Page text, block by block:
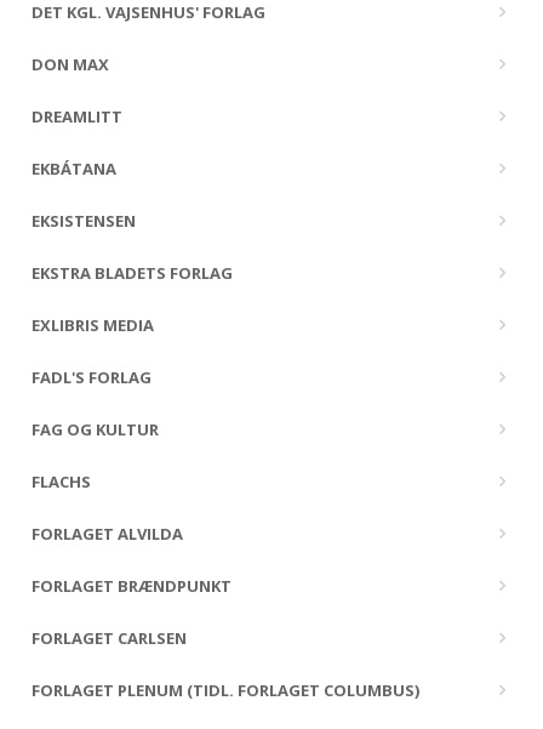
DET KGL. VAJSENHUS' FORLAG
DON MAX
DREAMLITT
EKBÁTANA
EKSISTENSEN
EKSTRA BLADETS FORLAG
EXLIBRIS MEDIA
FADL'S FORLAG
FAG OG KULTUR
FLACHS
FORLAGET ALVILDA
FORLAGET BRÆNDPUNKT
FORLAGET CARLSEN
FORLAGET PLENUM (TIDL. FORLAGET COLUMBUS)